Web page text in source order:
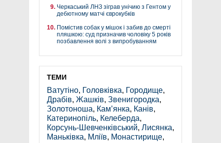
Черкаський ЛНЗ зіграв унічию з Гентом у
дебютному матчі єврокубків
Помістив собак у мішок і забив до смерті
пляшкою: суд призначив чоловіку 5 років
позбавлення волі з випробуванням
ТЕМИ
Ватутіно, Головківка, Городище,
Драбів, Жашків, Звенигородка,
Золотоноша, Кам’янка, Канів,
Катеринопіль, Келеберда,
Корсунь-Шевченківський, Лисянка,
Маньківка, Мліїв, Монастирище,